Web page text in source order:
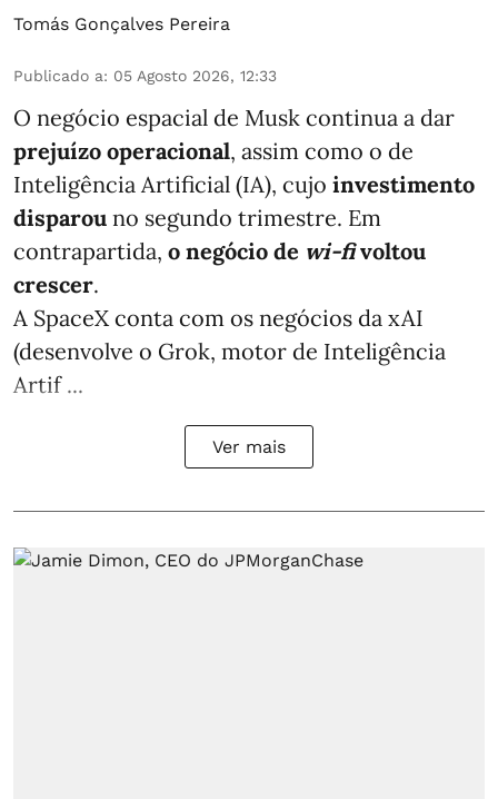
Tomás Gonçalves Pereira
Publicado a: 05 Agosto 2026, 12:33
O negócio espacial de Musk continua a dar
prejuízo operacional, assim como o de
Inteligência Artificial (IA), cujo investimento
disparou no segundo trimestre. Em
contrapartida, o negócio de wi-fivoltou
crescer.
A SpaceX conta com os negócios da xAI
(desenvolve o Grok, motor de Inteligência
Artif ...
Ver mais